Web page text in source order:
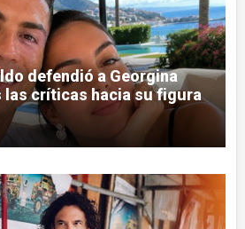
defendió a Georgina
las críticas hacia su figura